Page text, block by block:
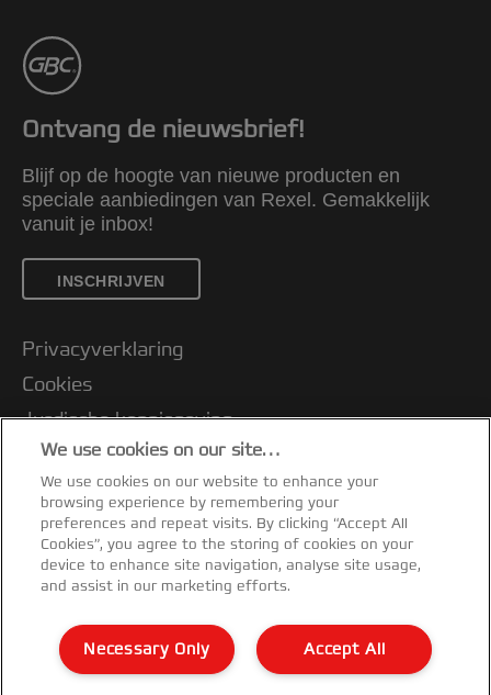
Ontvang de nieuwsbrief!
Blijf op de hoogte van nieuwe producten en
speciale aanbiedingen van Rexel. Gemakkelijk
vanuit je inbox!
INSCHRIJVEN
Privacyverklaring
Cookies
Jurdische kennisgeving
Imprint
Klantenservice
Mijn gegevens beheren
Garantievoorwaarden
Conformiteitsverklaringen
Richtlijnen bij recycling van verpakkingen
Sitemap
We use cookies on our site…
We use cookies on our website to enhance your
browsing experience by remembering your
preferences and repeat visits. By clicking “Accept All
Cookies”, you agree to the storing of cookies on your
device to enhance site navigation, analyse site usage,
and assist in our marketing efforts.
Accept All
Necessary Only